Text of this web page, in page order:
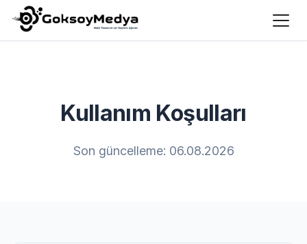
Kullanım Koşulları
Son güncelleme: 06.08.2026